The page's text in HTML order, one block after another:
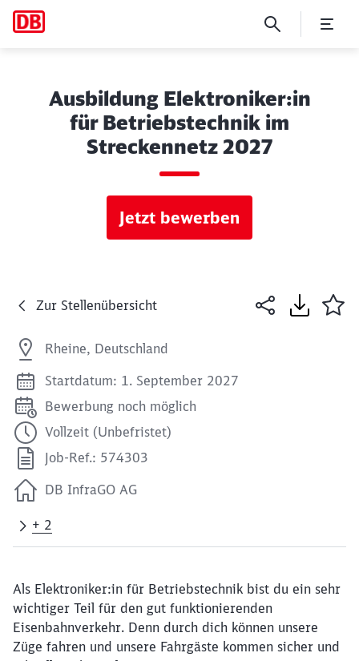
Ausbildung Elektroniker:in
für Betriebstechnik im
Streckennetz 2027
Jetzt bewerben
Zur Stellenübersicht
Rheine, Deutschland
Startdatum: 1. September 2027
Bewerbung noch möglich
Vollzeit (Unbefristet)
Job-Ref.: 574303
DB InfraGO AG
+ 2
Als Elektroniker:in für Betriebstechnik bist du ein sehr
wichtiger Teil für den gut funktionierenden
Eisenbahnverkehr. Denn durch dich können unsere
Züge fahren und unsere Fahrgäste kommen sicher und